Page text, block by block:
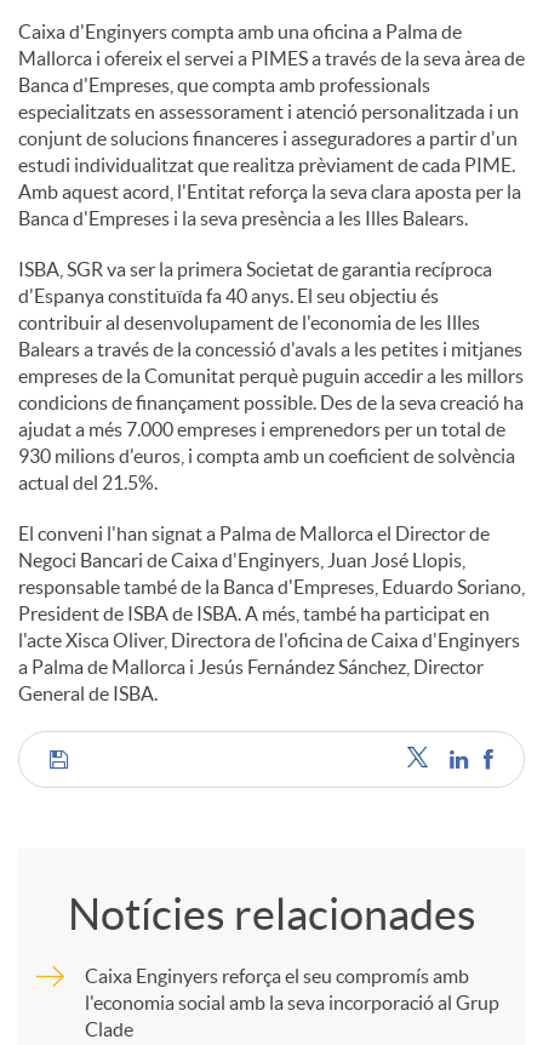
Caixa d'Enginyers compta amb una oficina a Palma de
Mallorca i ofereix el servei a PIMES a través de la seva àrea de
Banca d'Empreses, que compta amb professionals
especialitzats en assessorament i atenció personalitzada i un
conjunt de solucions financeres i asseguradores a partir d'un
estudi individualitzat que realitza prèviament de cada PIME.
Amb aquest acord, l'Entitat reforça la seva clara aposta per la
Banca d'Empreses i la seva presència a les Illes Balears.
ISBA, SGR va ser la primera Societat de garantia recíproca
d'Espanya constituïda fa 40 anys. El seu objectiu és
contribuir al desenvolupament de l'economia de les Illes
Balears a través de la concessió d'avals a les petites i mitjanes
empreses de la Comunitat perquè puguin accedir a les millors
condicions de finançament possible. Des de la seva creació ha
ajudat a més 7.000 empreses i emprenedors per un total de
930 milions d'euros, i compta amb un coeficient de solvència
actual del 21.5%.
El conveni l'han signat a Palma de Mallorca el Director de
Negoci Bancari de Caixa d'Enginyers, Juan José Llopis,
responsable també de la Banca d'Empreses, Eduardo Soriano,
President de ISBA de ISBA. A més, també ha participat en
l'acte Xisca Oliver, Directora de l'oficina de Caixa d'Enginyers
a Palma de Mallorca i Jesús Fernández Sánchez, Director
General de ISBA.
C
Notícies relacionades
Caixa Enginyers reforça el seu compromís amb
l'economia social amb la seva incorporació al Grup
Clade